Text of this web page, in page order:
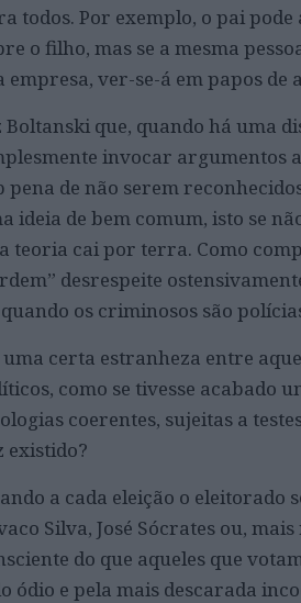
todos. Por exemplo, o pai
o filho, mas se a mesma
empresa, ver-se-á em papos de
Boltanski que, quando há uma
invocar argumentos
pena de não serem
ideia de bem comum, isto se
teoria cai por terra. Como
desrespeite
os criminosos são
certa estranheza entre
como se tivesse acabado
coerentes, sujeitas a
existido?
a cada eleição o
Silva, José Sócrates ou,
do que aqueles que
ódio e pela mais descarada